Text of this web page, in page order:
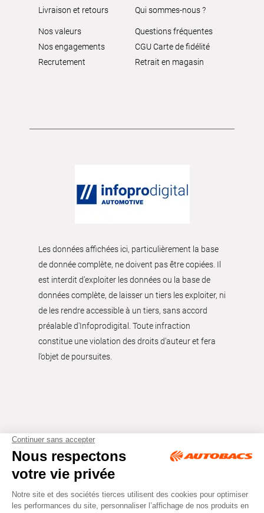
Livraison et retours
Qui sommes-nous ?
Nos valeurs
Nos engagements
Recrutement
Questions fréquentes
CGU Carte de fidélité
Retrait en magasin
Les données affichées ici, particulièrement la base
de donnée complète, ne doivent pas être copiées. Il
est interdit d’exploiter les données ou la base de
données complète, de laisser un tiers les exploiter, ni
de les rendre accessible à un tiers, sans accord
préalable d'Infoprodigital. Toute infraction
constitue une violation des droits d’auteur et fera
l’objet de poursuites.
Tous droits réservés © Autobacs
Mentions légales RGPD